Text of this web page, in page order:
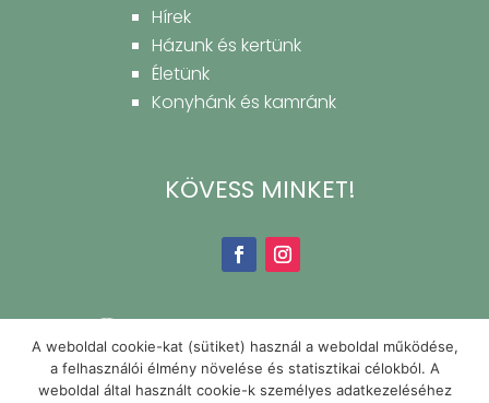
Hírek
Házunk és kertünk
Életünk
Konyhánk és kamránk
KÖVESS MINKET!
A weboldal cookie-kat (sütiket) használ a weboldal működése,
a felhasználói élmény növelése és statisztikai célokból. A
weboldal által használt cookie-k személyes adatkezeléséhez